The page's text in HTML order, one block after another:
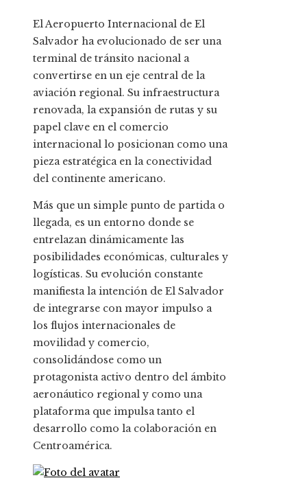
El Aeropuerto Internacional de El
Salvador ha evolucionado de ser una
terminal de tránsito nacional a
convertirse en un eje central de la
aviación regional. Su infraestructura
renovada, la expansión de rutas y su
papel clave en el comercio
internacional lo posicionan como una
pieza estratégica en la conectividad
del continente americano.
Más que un simple punto de partida o
llegada, es un entorno donde se
entrelazan dinámicamente las
posibilidades económicas, culturales y
logísticas. Su evolución constante
manifiesta la intención de El Salvador
de integrarse con mayor impulso a
los flujos internacionales de
movilidad y comercio,
consolidándose como un
protagonista activo dentro del ámbito
aeronáutico regional y como una
plataforma que impulsa tanto el
desarrollo como la colaboración en
Centroamérica.